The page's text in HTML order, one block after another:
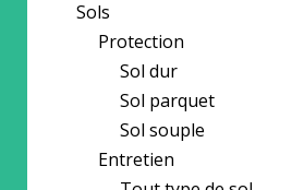
Sols
Protection
Sol dur
Sol parquet
Sol souple
Entretien